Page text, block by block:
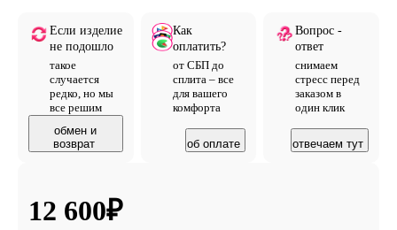
Если изделие
не подошло
такое
случается
редко, но мы
все решим
обмен и
возврат
Как
оплатить?
от СБП до
сплита – все
для вашего
комфорта
об оплате
Вопрос -
ответ
снимаем
стресс перед
заказом в
один клик
отвечаем тут
12 600₽